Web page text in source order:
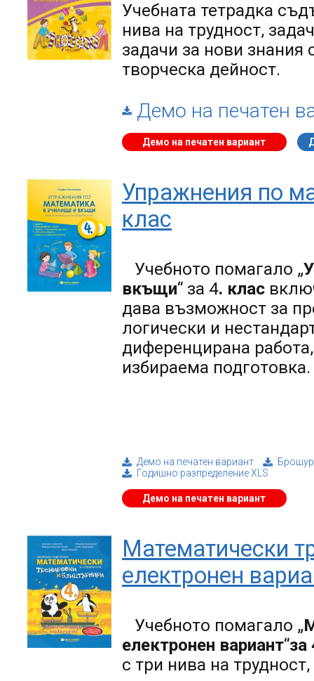
Учебната тетрадка
нива на трудност,
задачи за нови знания
творческа дейност.
Демо на печатен
Демо на печатен вариант
Упражнения по
клас
Учебното помагало „
вкъщи“ за 4. клас
дава възможност за
логически и
диференцирана
избираема подготовка.
Демо на печатен вариант
Годишно разпределение XLS
Демо на печатен вариант
Математически
електронен
Учебното помагало „
електронен вариант“за
с три нива на